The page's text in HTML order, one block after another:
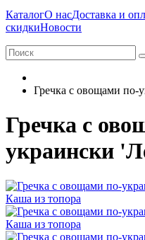
КаталогО насДоставка и
скидкиНовости
Гречка с овощами по-
Гречка с
украински